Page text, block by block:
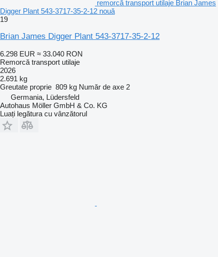
remorcă transport utilaje Brian James
Digger Plant 543-3717-35-2-12 nouă
19
Brian James Digger Plant 543-3717-35-2-12
6.298 EUR ≈ 33.040 RON
Remorcă transport utilaje
2026
2.691 kg
Greutate proprie 809 kg Număr de axe 2
Germania, Lüdersfeld
Autohaus Möller GmbH & Co. KG
Luați legătura cu vânzătorul